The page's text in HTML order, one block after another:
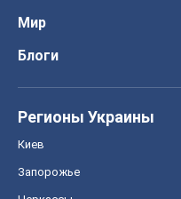
Мир
Блоги
Регионы Украины
Киев
Запорожье